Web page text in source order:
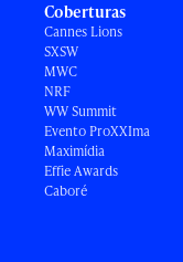
Coberturas
Cannes Lions
SXSW
MWC
NRF
WW Summit
Evento ProXXIma
Maximídia
Effie Awards
Caboré